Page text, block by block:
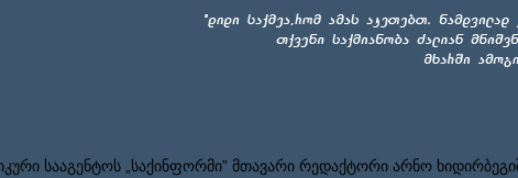
სააგენტოს „საქინფორმი” მთავარი რედაქტორი არნო